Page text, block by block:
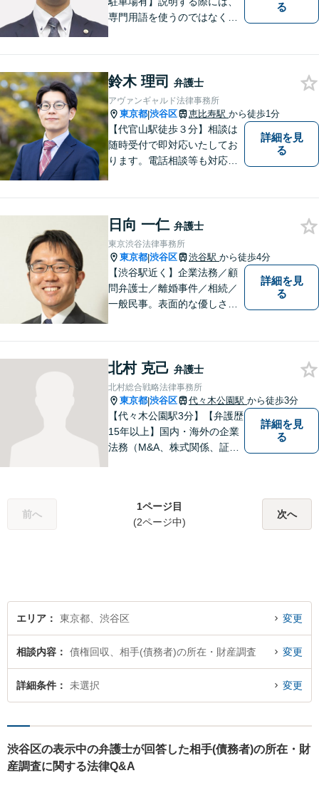
専門用語を使うのではなく、
向けて、10年以上にわたる弁
護士活動から得た知識・経験
をフル活用して解決を目指し
ます。
る
鈴木 理司 弁護士
アヴァンギャルド法律事務所
東京都|渋谷区 恵比寿駅 から徒歩1分
【代官山駅徒歩３分】相談は
随時受付で即対応いたしてお
ります。電話相談等も対応可
詳細を見
る
日向 一仁 弁護士
東京渋谷法律事務所
東京都|渋谷区 渋谷駅 から徒歩4分
【渋谷駅近く】企業法務／顧
問弁護士／離婚事件／相続／
一般民事。表面的な優しさだ
をしております。お気軽にご
相談ください。
詳細を見
る
北村 克己 弁護士
北村総合戦略法律事務所
東京都|渋谷区 代々木公園駅 から徒歩3分
【代々木公園駅3分】【弁護歴
15年以上】国内・海外の企業
法務（M&A、株式関係、証券
す。クライアントの皆様と力
を合わせて最善の戦略を構築
詳細を見
る
前へ
1ページ目
(2ページ中)
次へ
エリア 東京都、渋谷区 変更
相談内容 債権回収、相手(債務者)の所在・財産調査 変更
詳細条件 未選択 変更
渋谷区の表示中の弁護士が回答した相手(債務者)の所在・財
産調査に関する法律Q&A